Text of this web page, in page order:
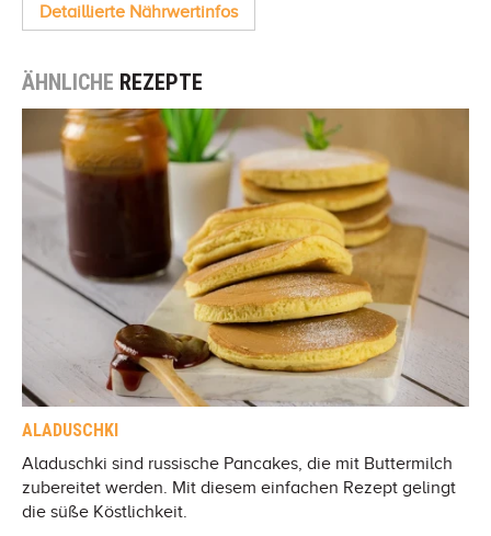
Detaillierte Nährwertinfos
ÄHNLICHE REZEPTE
ALADUSCHKI
Aladuschki sind russische Pancakes, die mit Buttermilch
zubereitet werden. Mit diesem einfachen Rezept gelingt
die süße Köstlichkeit.